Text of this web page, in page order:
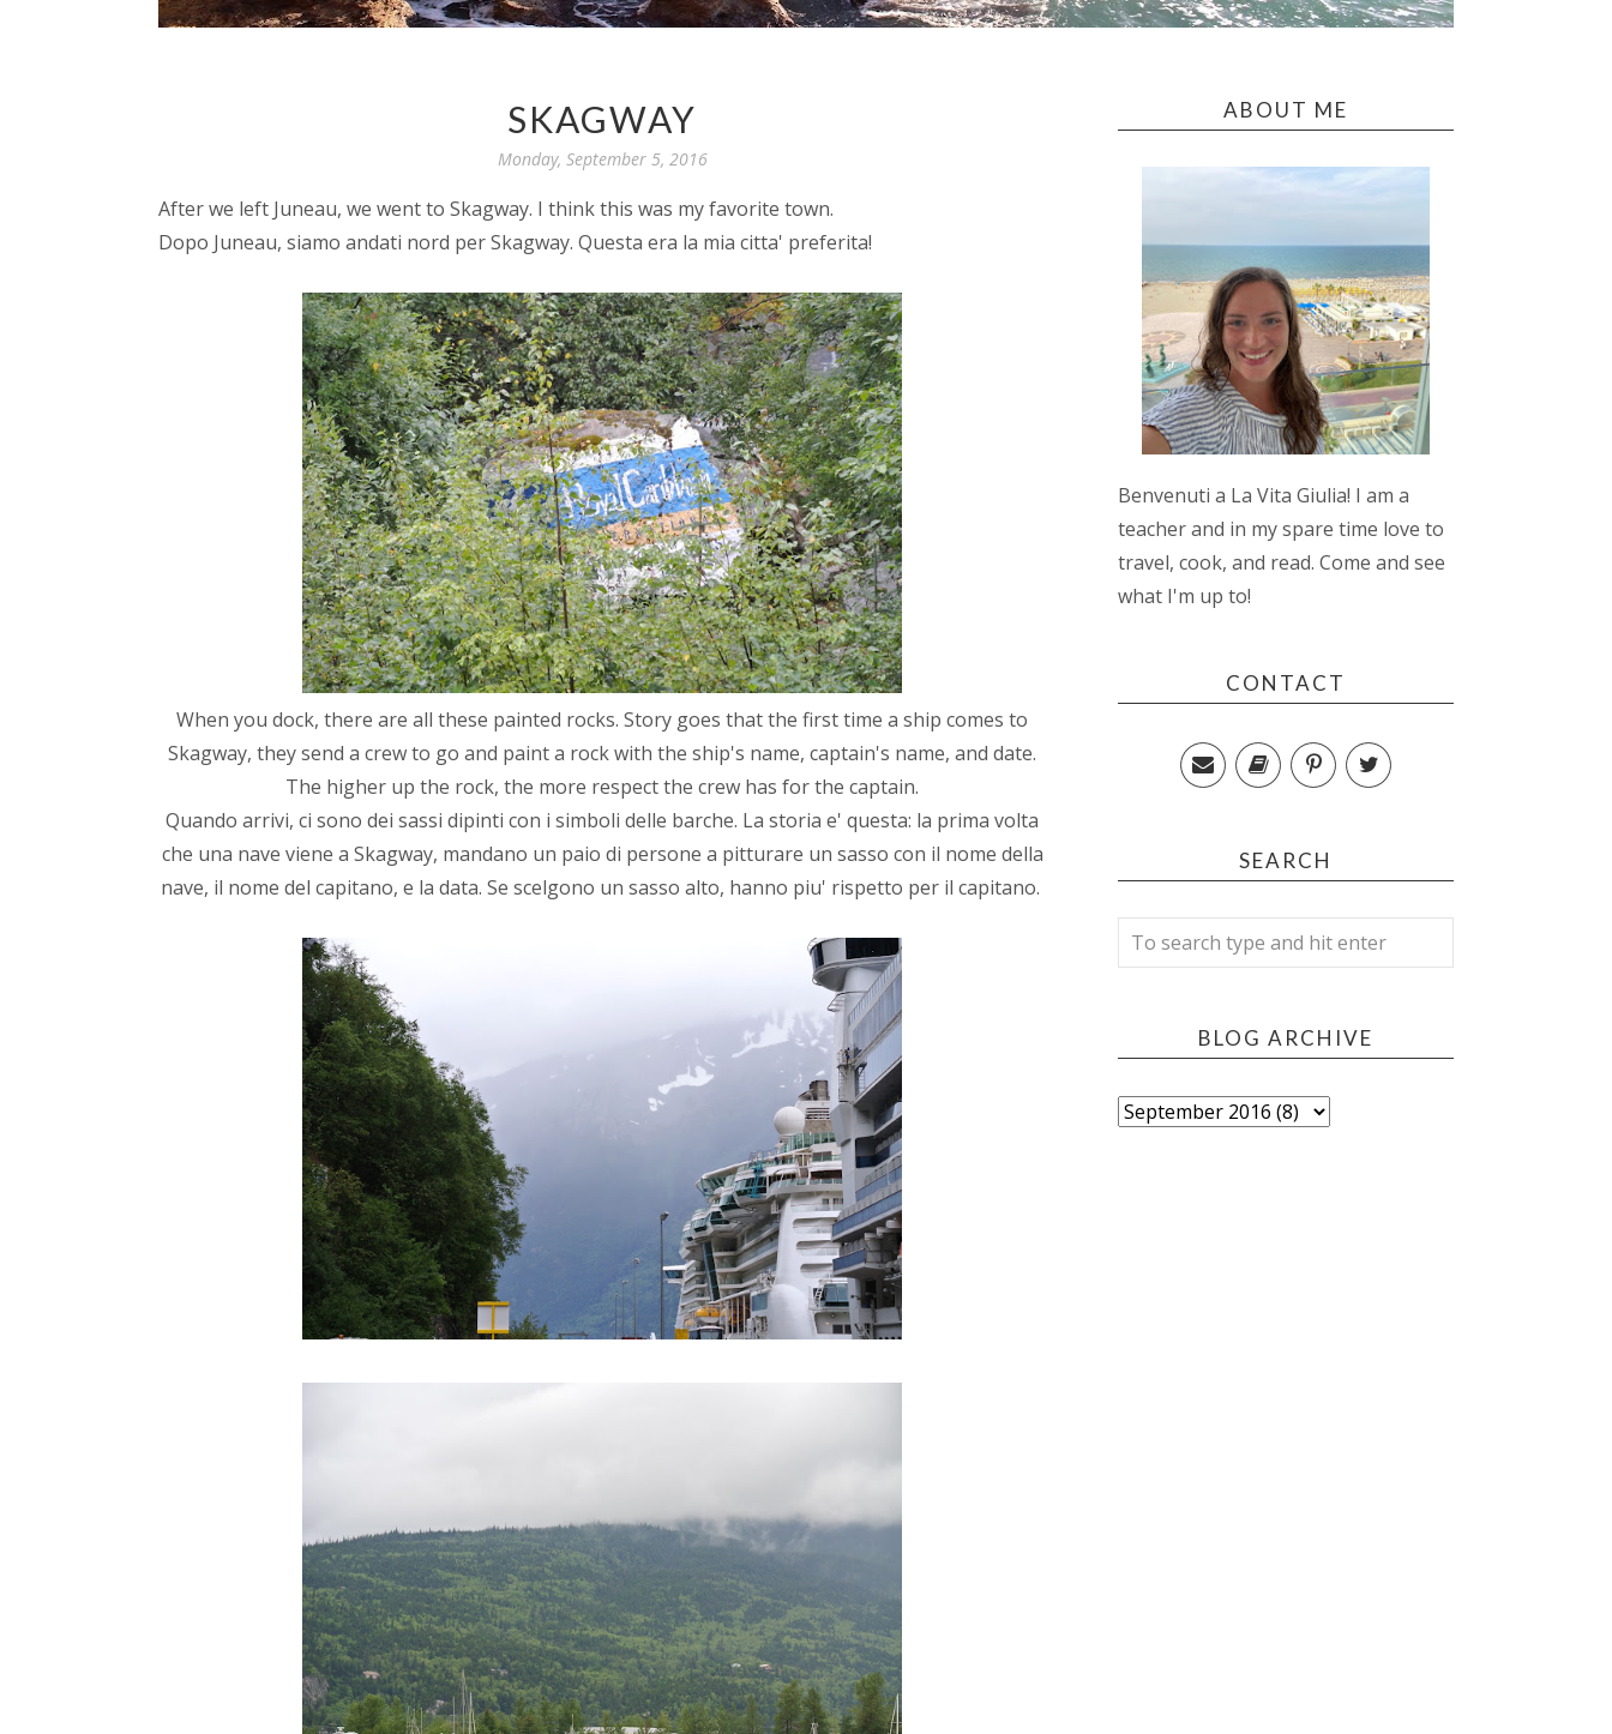
SKAGWAY
Monday, September 5, 2016
After we left Juneau, we went to Skagway. I think this was my favorite town.
Dopo Juneau, siamo andati nord per Skagway. Questa era la mia citta' preferita!
When you dock, there are all these painted rocks. Story goes that the first time a ship comes to
Skagway, they send a crew to go and paint a rock with the ship's name, captain's name, and date.
The higher up the rock, the more respect the crew has for the captain.
Quando arrivi, ci sono dei sassi dipinti con i simboli delle barche. La storia e' questa: la prima volta
che una nave viene a Skagway, mandano un paio di persone a pitturare un sasso con il nome della
nave, il nome del capitano, e la data. Se scelgono un sasso alto, hanno piu' rispetto per il capitano.
ABOUT ME
Benvenuti a La Vita Giulia! I am a
teacher and in my spare time love to
travel, cook, and read. Come and see
what I'm up to!
CONTACT
SEARCH
BLOG ARCHIVE